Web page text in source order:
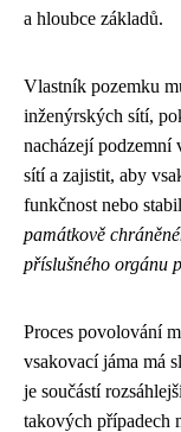
a hloubce základů.
Vlastník pozemku
inženýrských sítí,
nacházejí podzemní
sítí a zajistit, aby
funkčnost nebo
památkově
příslušného orgánu
Proces povolování
vsakovací jáma má
je součástí
takových případech